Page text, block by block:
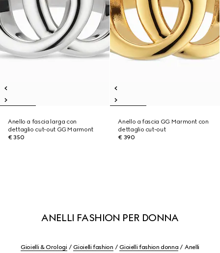
Anello a fascia larga con
dettaglio cut-out GG Marmont
€ 350
Anello a fascia GG Marmont con
dettaglio cut-out
€ 390
ANELLI FASHION PER DONNA
Gioielli & Orologi Gioielli fashion Gioielli fashion donna Anelli